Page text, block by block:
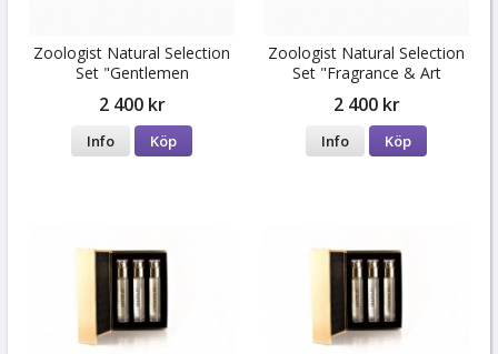
Zoologist Natural Selection
Set "Gentlemen
2 400 kr
Info Köp
Zoologist Natural Selection
Set "Fragrance & Art
Special"
2 400 kr
Info Köp